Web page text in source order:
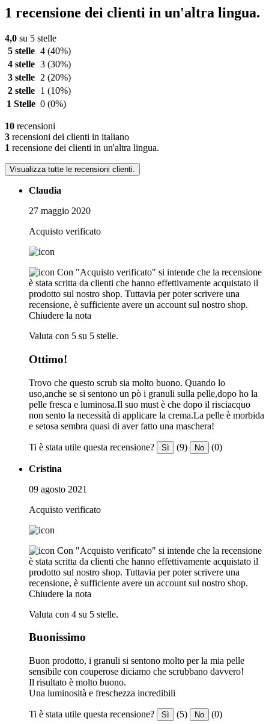
1 recensione dei clienti in un'altra lingua.
4,0 su 5 stelle
5 stelle 4 (40%)
4 stelle 3 (30%)
3 stelle
2 (20%)
2 stelle
1 (10%)
1 Stelle 0 (0%)
10 recensioni
3 recensioni dei clienti in italiano
1 recensione dei clienti in un'altra lingua.
Visualizza tutte le recensioni clienti.
Claudia
27 maggio 2020
Acquisto verificato
Con "Acquisto verificato" si intende che la recensione
è stata scritta da clienti che hanno effettivamente acquistato il
prodotto sul nostro shop. Tuttavia per poter scrivere una
recensione, è sufficiente avere un account sul nostro shop.
Chiudere la nota
Valuta con 5 su 5 stelle.
Ottimo!
Trovo che questo scrub sia molto buono. Quando lo
uso,anche se si sentono un pò i granuli sulla pelle,dopo ho la
pelle fresca e luminosa.Il suo must è che dopo il risciacquo
non sento la necessità di applicare la crema.La pelle è morbida
e setosa sembra quasi di aver fatto una maschera!
Ti è stata utile questa recensione? Sì (9) No (0)
Cristina
09 agosto 2021
Acquisto verificato
Con "Acquisto verificato" si intende che la recensione
è stata scritta da clienti che hanno effettivamente acquistato il
prodotto sul nostro shop. Tuttavia per poter scrivere una
recensione, è sufficiente avere un account sul nostro shop.
Chiudere la nota
Valuta con 4 su 5 stelle.
Buonissimo
Buon prodotto, i granuli si sentono molto per la mia pelle
sensibile con couperose diciamo che scrubbano davvero!
Il risultato è molto buono.
Una luminosità e freschezza incredibili
Ti è stata utile questa recensione? Sì (5) No (0)